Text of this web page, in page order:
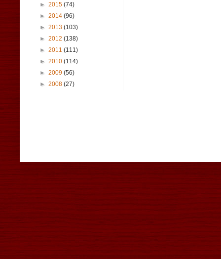
► 2015 (74)
► 2014 (96)
► 2013 (103)
► 2012 (138)
► 2011 (111)
► 2010 (114)
► 2009 (56)
► 2008 (27)